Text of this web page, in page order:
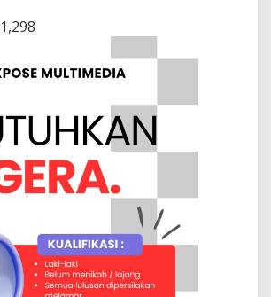
1,298